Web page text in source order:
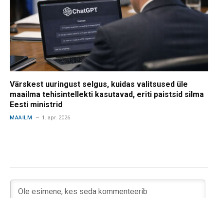
Värskest uuringust selgus, kuidas valitsused üle
maailma tehisintellekti kasutavad, eriti paistsid silma
Eesti ministrid
MAAILM 1. apr. 2026